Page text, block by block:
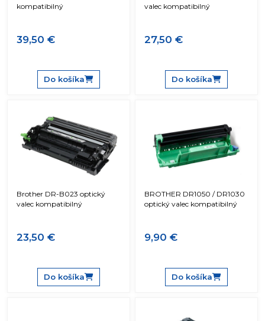
kompatibilný
39,50 €
Do košíka
valec kompatibilný
27,50 €
Do košíka
Brother DR-B023 optický
valec kompatibilný
23,50 €
Do košíka
BROTHER DR1050 / DR1030
optický valec kompatibilný
9,90 €
Do košíka